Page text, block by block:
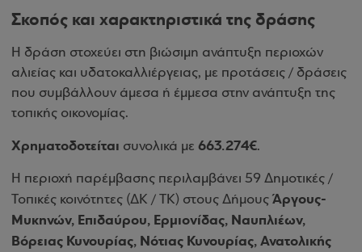
Σκοπός και χαρακτηριστικά της δράσης
Η δράση στοχεύει στη βιώσιμη ανάπτυξη περιοχών
αλιείας και υδατοκαλλιέργειας, με προτάσεις / δράσεις
που συμβάλλουν άμεσα ή έμμεσα στην ανάπτυξη της
τοπικής οικονομίας.
Χρηματοδοτείται συνολικά με 663.274€.
Η περιοχή παρέμβασης περιλαμβάνει 59 Δημοτικές /
Τοπικές κοινότητες (ΔΚ / ΤΚ) στους Δήμους Άργους-
Μυκηνών, Επιδαύρου, Ερμιονίδας, Ναυπλιέων,
Βόρειας Κυνουρίας, Νότιας Κυνουρίας, Ανατολικής